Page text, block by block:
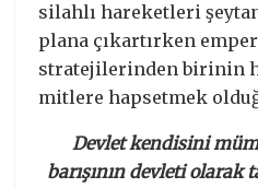
silahlı hareketleri
plana çıkartırken
stratejilerinden birinin
mitlere hapsetmek
Devlet kendisini
barışının devleti